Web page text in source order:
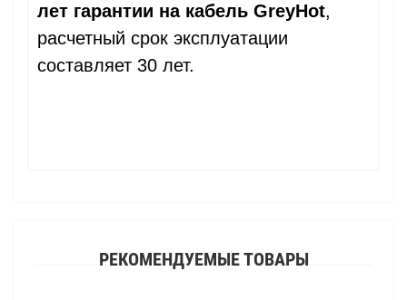
лет гарантии на кабель GreyHot,
расчетный срок эксплуатации
составляет 30 лет.
РЕКОМЕНДУЕМЫЕ ТОВАРЫ